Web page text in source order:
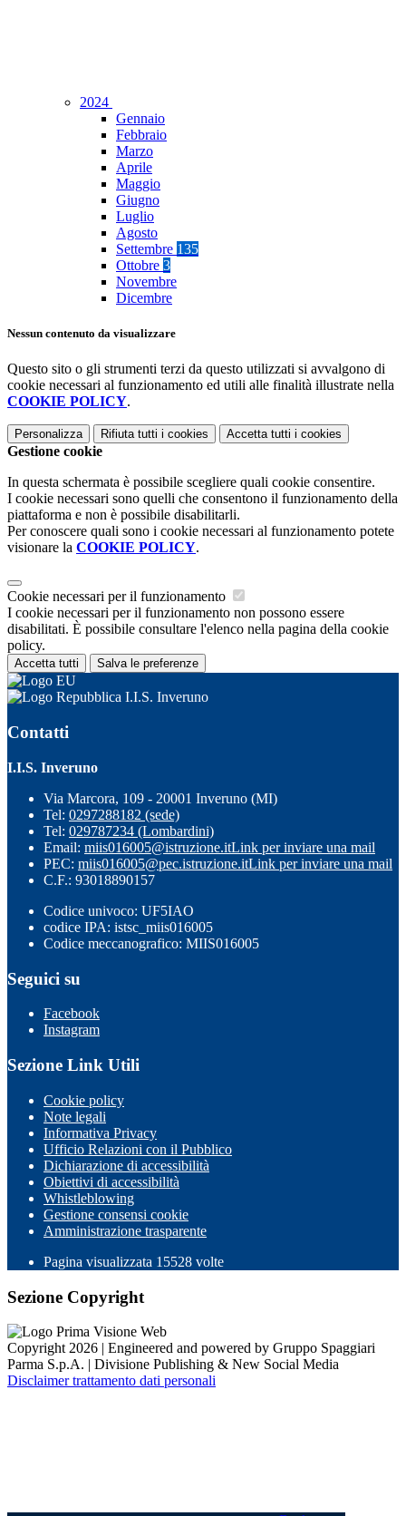
2024
Gennaio
Febbraio
Marzo
Aprile
Maggio
Giugno
Luglio
Agosto
Settembre 135
Ottobre 3
Novembre
Dicembre
Nessun contenuto da visualizzare
Questo sito o gli strumenti terzi da questo utilizzati si avvalgono di
cookie necessari al funzionamento ed utili alle finalità illustrate nella
COOKIE POLICY.
Personalizza Rifiuta tutti i cookies Accetta tutti i cookies
Gestione cookie
In questa schermata è possibile scegliere quali cookie consentire.
I cookie necessari sono quelli che consentono il funzionamento della
piattaforma e non è possibile disabilitarli.
Per conoscere quali sono i cookie necessari al funzionamento potete
visionare la COOKIE POLICY.
Cookie necessari per il funzionamento
I cookie necessari per il funzionamento non possono essere
disabilitati. È possibile consultare l'elenco nella pagina della cookie
policy.
Accetta tutti Salva le preferenze
I.I.S. Inveruno
Contatti
I.I.S. Inveruno
Via Marcora, 109 - 20001 Inveruno (MI)
Tel: 0297288182 (sede)
Tel: 029787234 (Lombardini)
Email: miis016005@istruzione.itLink per inviare una mail
PEC: miis016005@pec.istruzione.itLink per inviare una mail
C.F.: 93018890157
Codice univoco: UF5IAO
codice IPA: istsc_miis016005
Codice meccanografico: MIIS016005
Seguici su
Facebook
Instagram
Sezione Link Utili
Cookie policy
Note legali
Informativa Privacy
Ufficio Relazioni con il Pubblico
Dichiarazione di accessibilità
Obiettivi di accessibilità
Whistleblowing
Gestione consensi cookie
Amministrazione trasparente
Pagina visualizzata 15528 volte
Sezione Copyright
Copyright 2026 | Engineered and powered by Gruppo Spaggiari
Parma S.p.A. | Divisione Publishing & New Social Media
Disclaimer trattamento dati personali